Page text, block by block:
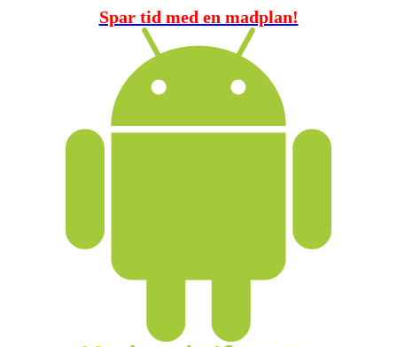
Spar tid med en madplan!